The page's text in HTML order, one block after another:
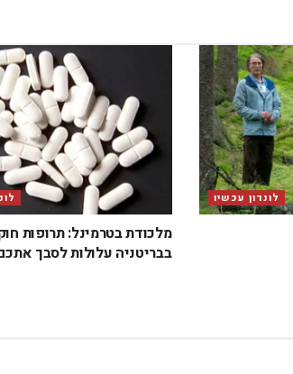
לונדון עכשיו
מלכודת בטרמינל: תרופות
בבריטניה עלולות לסבך